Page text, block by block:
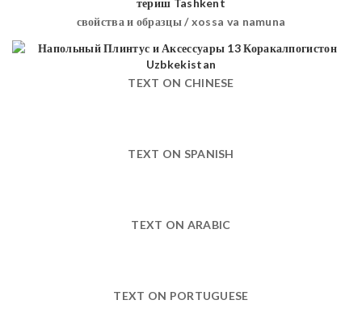
свойства и образцы / xossa va namuna
TEXT ON CHINESE
TEXT ON SPANISH
TEXT ON ARABIC
TEXT ON PORTUGUESE